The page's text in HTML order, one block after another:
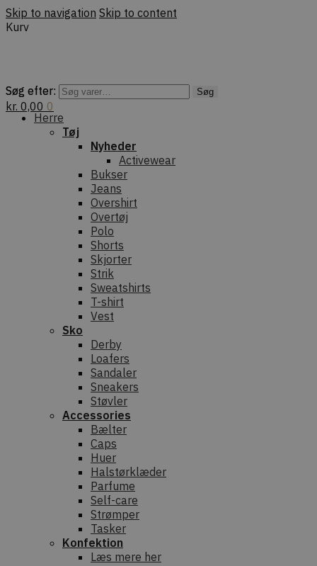
Skip to navigation Skip to content
Kurv
Søg efter: Søg
kr. 0,00 0
Søg efter: Søg
Herre
Tøj
Nyheder
Activewear
Bukser
Jeans
Overshirt
Overtøj
Polo
Shorts
Skjorter
Strik
Sweatshirts
T-shirt
Vest
Sko
Derby
Loafers
Sandaler
Sneakers
Støvler
Accessories
Bælter
Caps
Huer
Halstørklæder
Parfume
Self-care
Strømper
Tasker
Konfektion
Læs mere her